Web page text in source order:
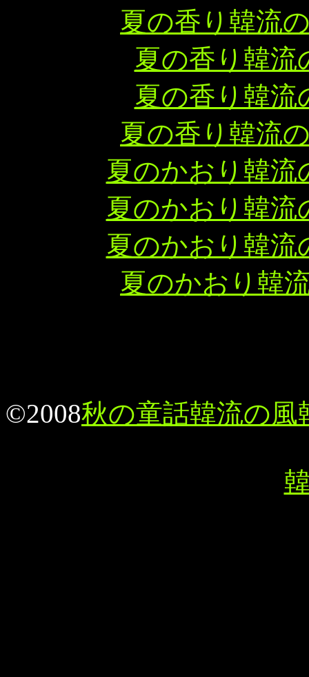
夏の香り韓流
夏の香り韓流
夏の香り韓流
夏の香り韓流
夏のかおり韓流
夏のかおり韓流
夏のかおり韓流
夏のかおり韓
©2008秋の童話韓流の